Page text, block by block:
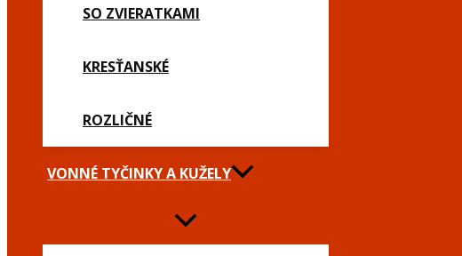
SO ZVIERATKAMI
KRESŤANSKÉ
ROZLIČNÉ
VONNÉ TYČINKY A KUŽELY